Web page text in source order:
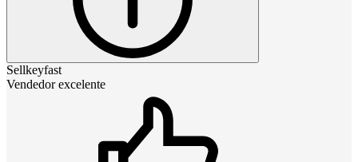
Sellkeyfast
Vendedor excelente